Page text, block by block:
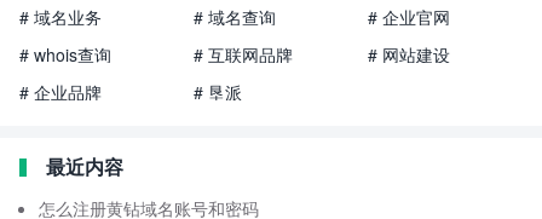
# 域名业务
# 域名查询
# 企业官网
# whois查询
# 互联网品牌
# 网站建设
# 企业品牌
# 垦派
最近内容
怎么注册黄钻域名账号和密码